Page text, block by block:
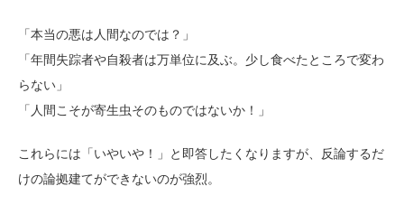
「本当の悪は人間なのでは？」
「年間失踪者や自殺者は万単位に及ぶ。少し食べたところで変わ
らない」
「人間こそが寄生虫そのものではないか！」
これらには「いやいや！」と即答したくなりますが、反論するだ
けの論拠建てができないのが強烈。